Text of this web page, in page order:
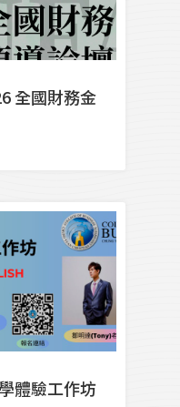
全國財務金
體驗工作坊